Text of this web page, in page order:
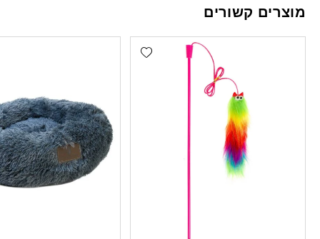
מוצרים קשורים
Add wishlist